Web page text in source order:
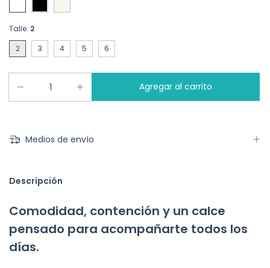
Talle: 2
2
3 4 5 6
Medios de envío
Descripción
Comodidad, contención y un calce
pensado para acompañarte todos los
días.